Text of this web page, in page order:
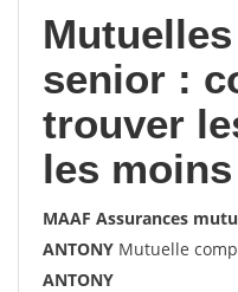
senior :
trouver
les
MAAF Assurances
ANTONY Mutuelle
ANTONY